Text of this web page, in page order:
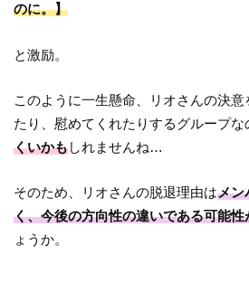
のに。】
と激励。
このように一生懸命、リオさんの決
たり、慰めてくれたりするグループな
くいかもしれませんね…
そのため、リオさんの脱退理由はメン
く、今後の方向性の違いである可能性
ょうか。